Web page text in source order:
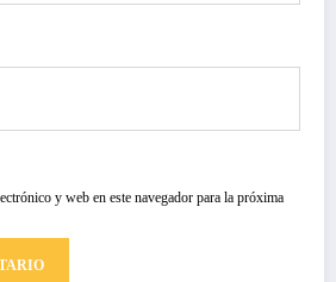
y web en este navegador para la próxima